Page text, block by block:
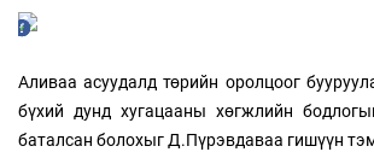
Аливаа асуудалд төрийн оролцоог
бүхий дунд хугацааны хөгжлийн
баталсан болохыг Д.Пүрэвдаваа гишүүн